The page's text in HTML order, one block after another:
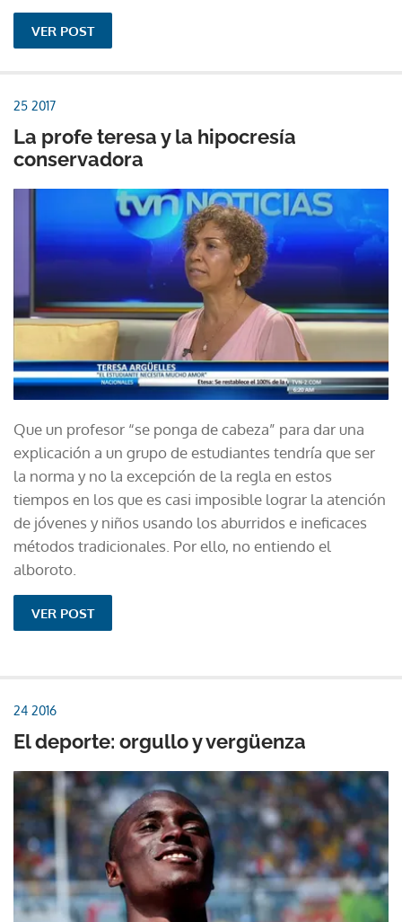
VER POST
25 2017
La profe teresa y la hipocresía
conservadora
Que un profesor “se ponga de cabeza” para dar una
explicación a un grupo de estudiantes tendría que ser
la norma y no la excepción de la regla en estos
tiempos en los que es casi imposible lograr la atención
de jóvenes y niños usando los aburridos e ineficaces
métodos tradicionales. Por ello, no entiendo el
alboroto.
VER POST
24 2016
El deporte: orgullo y vergüenza